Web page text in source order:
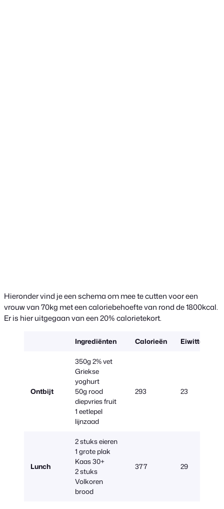
Hieronder vind je een schema om mee te cutten voor een
vrouw van 70kg met een caloriebehoefte van rond de 1800kcal.
Er is hier uitgegaan van een 20% calorietekort.
Ingrediënten Calorieën Eiwitten
Ontbijt
350g 2% vet
Griekse
yoghurt
50g rood
diepvries fruit
1 eetlepel
lijnzaad
293 23
Lunch
2 stuks eieren
1 grote plak
Kaas 30+
2 stuks
Volkoren
brood
377 29